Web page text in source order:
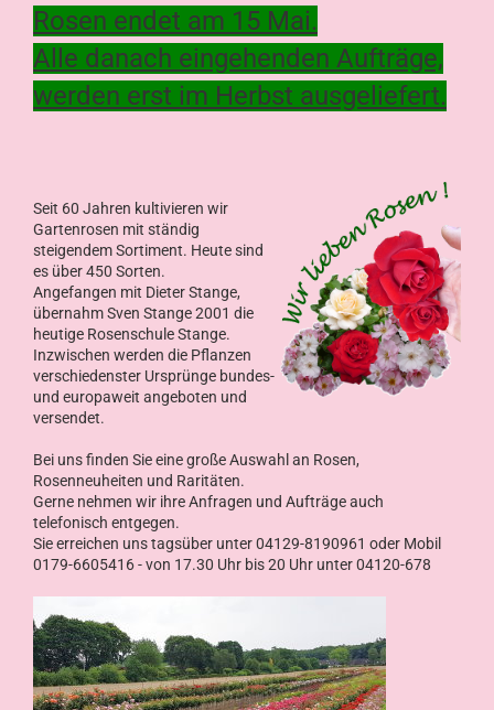
Rosen endet am 15 Mai.
Alle danach eingehenden Aufträge,
werden erst im Herbst ausgeliefert.
Seit 60 Jahren kultivieren wir
Gartenrosen mit ständig
steigendem Sortiment. Heute sind
es über 450 Sorten.
Angefangen mit Dieter Stange,
übernahm Sven Stange 2001 die
heutige Rosenschule Stange.
Inzwischen werden die Pflanzen
verschiedenster Ursprünge bundes-
und europaweit angeboten und
versendet.
Bei uns finden Sie eine große Auswahl an Rosen,
Rosenneuheiten und Raritäten.
Gerne nehmen wir ihre Anfragen und Aufträge auch
telefonisch entgegen.
Sie erreichen uns tagsüber unter 04129-8190961 oder Mobil
0179-6605416 - von 17.30 Uhr bis 20 Uhr unter 04120-678